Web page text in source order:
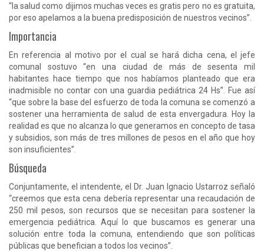
“la salud como dijimos muchas veces es gratis pero no es gratuita,
por eso apelamos a la buena predisposición de nuestros vecinos”.
Importancia
En referencia al motivo por el cual se hará dicha cena, el jefe
comunal sostuvo “en una ciudad de más de sesenta mil
habitantes hace tiempo que nos habíamos planteado que era
inadmisible no contar con una guardia pediátrica 24 Hs”. Fue así
“que sobre la base del esfuerzo de toda la comuna se comenzó a
sostener una herramienta de salud de esta envergadura. Hoy la
realidad es que no alcanza lo que generamos en concepto de tasa
y subsidios, son más de tres millones de pesos en el año que hoy
son insuficientes”.
Búsqueda
Conjuntamente, el intendente, el Dr. Juan Ignacio Ustarroz señaló
“creemos que esta cena debería representar una recaudación de
250 mil pesos, son recursos que se necesitan para sostener la
emergencia pediátrica. Aquí lo que buscamos es generar una
solución entre toda la comuna, entendiendo que son políticas
públicas que benefician a todos los vecinos”.